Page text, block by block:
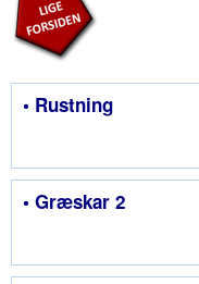
• Rustning
• Græskar 2